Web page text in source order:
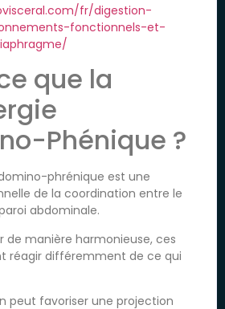
fr/digestion-
fonctionnels-et-
que la
Phénique ?
phrénique est une
de la coordination entre le
abdominale.
de manière harmonieuse, ces
réagir différemment de ce qui
peut favoriser une projection